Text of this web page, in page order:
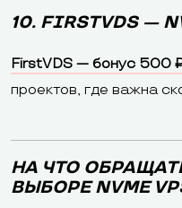
10. FIRSTVDS —
FirstVDS — бонус 500
проектов, где важна
НА ЧТО
ВЫБОРЕ NVME